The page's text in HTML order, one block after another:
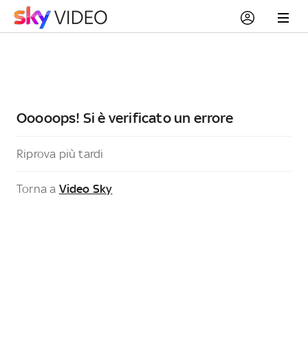
Ooooops! Si è verificato un errore
Riprova più tardi
Torna a Video Sky